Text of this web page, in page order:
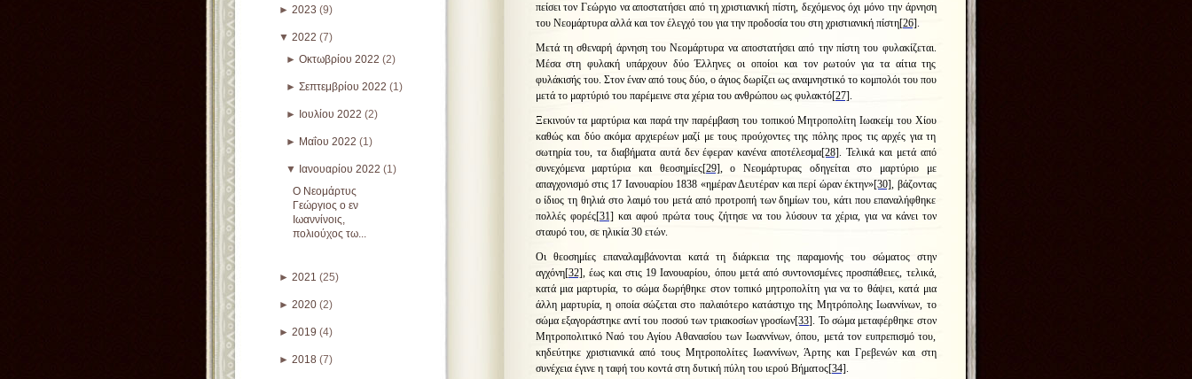
► 2023 (9)
▼ 2022 (7)
► Οκτωβρίου 2022 (2)
► Σεπτεμβρίου 2022 (1)
► Ιουλίου 2022 (2)
► Μαΐου 2022 (1)
▼ Ιανουαρίου 2022 (1)
Ο Νεομάρτυς
Γεώργιος ο εν
Ιωαννίνοις,
πολιούχος τω...
► 2021 (25)
► 2020 (2)
► 2019 (4)
► 2018 (7)
πείσει τον Γεώργιο να αποστατήσει από τη χριστιανική πίστη, δεχόμενος όχι μόνο την άρνηση
του Νεομάρτυρα αλλά και τον έλεγχό του για την προδοσία του στη χριστιανική πίστη[26].
Μετά τη σθεναρή άρνηση του Νεομάρτυρα να αποστατήσει από την πίστη του φυλακίζεται.
Μέσα στη φυλακή υπάρχουν δύο Έλληνες οι οποίοι και τον ρωτούν για τα αίτια της
φυλάκισής του. Στον έναν από τους δύο, ο άγιος δωρίζει ως αναμνηστικό το κομπολόι του που
μετά το μαρτύριό του παρέμεινε στα χέρια του ανθρώπου ως φυλακτό[27].
Ξεκινούν τα μαρτύρια και παρά την παρέμβαση του τοπικού Μητροπολίτη Ιωακείμ του Χίου
καθώς και δύο ακόμα αρχιερέων μαζί με τους προύχοντες της πόλης προς τις αρχές για τη
σωτηρία του, τα διαβήματα αυτά δεν έφεραν κανένα αποτέλεσμα[28]. Τελικά και μετά από
συνεχόμενα μαρτύρια και θεοσημίες[29], ο Νεομάρτυρας οδηγείται στο μαρτύριο με
απαγχονισμό στις 17 Ιανουαρίου 1838 «ημέραν Δευτέραν και περί ώραν έκτην»[30], βάζοντας
ο ίδιος τη θηλιά στο λαιμό του μετά από προτροπή των δημίων του, κάτι που επαναλήφθηκε
πολλές φορές[31] και αφού πρώτα τους ζήτησε να του λύσουν τα χέρια, για να κάνει τον
σταυρό του, σε ηλικία 30 ετών.
Οι θεοσημίες επαναλαμβάνονται κατά τη διάρκεια της παραμονής του σώματος στην
αγχόνη[32], έως και στις 19 Ιανουαρίου, όπου μετά από συντονισμένες προσπάθειες, τελικά,
κατά μια μαρτυρία, το σώμα δωρήθηκε στον τοπικό μητροπολίτη για να το θάψει, κατά μια
άλλη μαρτυρία, η οποία σώζεται στο παλαιότερο κατάστιχο της Μητρόπολης Ιωαννίνων, το
σώμα εξαγοράστηκε αντί του ποσού των τριακοσίων γροσίων[33]. Το σώμα μεταφέρθηκε στον
Μητροπολιτικό Ναό του Αγίου Αθανασίου των Ιωαννίνων, όπου, μετά τον ευπρεπισμό του,
κηδεύτηκε χριστιανικά από τους Μητροπολίτες Ιωαννίνων, Άρτης και Γρεβενών και στη
συνέχεια έγινε η ταφή του κοντά στη δυτική πύλη του ιερού Βήματος[34].